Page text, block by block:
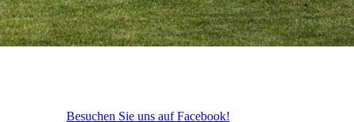
Besuchen Sie uns auf Facebook!